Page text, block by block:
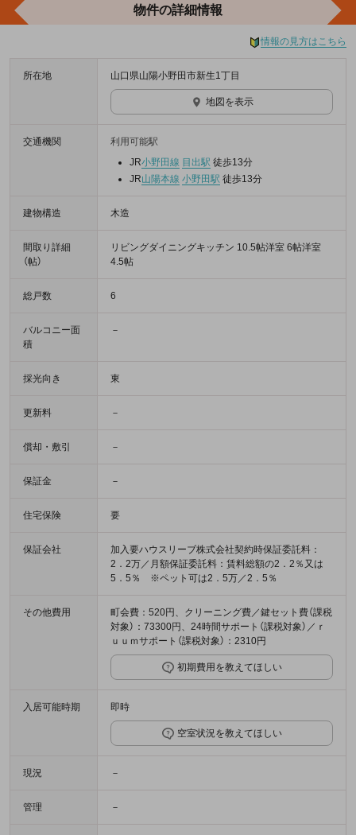
物件の詳細情報
情報の見方はこちら
所在地 山口県山陽小野田市新生1丁目
地図を表示
交通機関
利用可能駅
JR小野田線 目出駅 徒歩13分
JR山陽本線 小野田駅 徒歩13分
建物構造 木造
間取り詳細
（帖）
リビングダイニングキッチン 10.5帖洋室 6帖洋室
4.5帖
総戸数 6
バルコニー面
積
－
採光向き 東
更新料 －
償却・敷引 －
保証金 －
住宅保険 要
保証会社
加入要ハウスリーブ株式会社契約時保証委託料：
2．2万／月額保証委託料：賃料総額の2．2％又は
5．5％ ※ペット可は2．5万／2．5％
その他費用
町会費：520円、クリーニング費／鍵セット費（課税
対象）：73300円、24時間サポート（課税対象）／ｒ
ｕｕｍサポート（課税対象）：2310円
初期費用を教えてほしい
入居可能時期 即時
空室状況を教えてほしい
現況 －
管理 －